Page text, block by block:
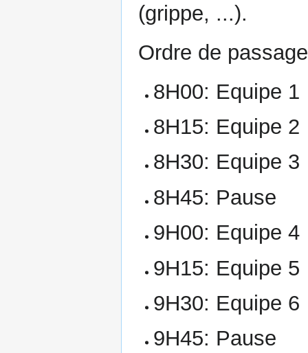
(grippe, ...).
Ordre de
8H00: Equipe 1
8H15: Equipe 2
8H30: Equipe 3
8H45: Pause
9H00: Equipe 4
9H15: Equipe 5
9H30: Equipe 6
9H45: Pause